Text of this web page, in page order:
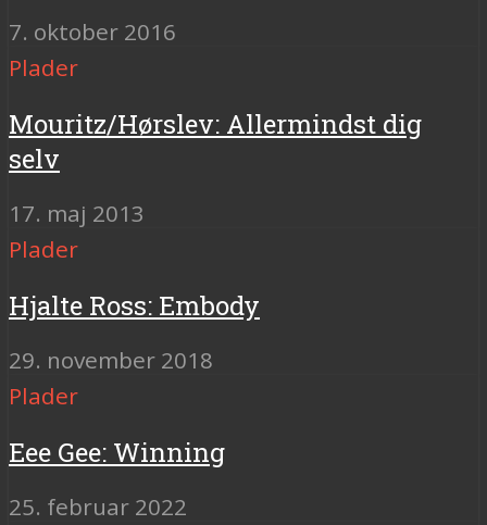
7. oktober 2016
Plader
Mouritz/Hørslev: Allermindst dig
selv
17. maj 2013
Plader
Hjalte Ross: Embody
29. november 2018
Plader
Eee Gee: Winning
25. februar 2022